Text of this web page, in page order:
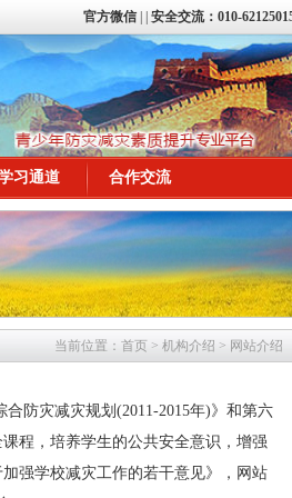
官方微信| 安全交流：010-
习通道 合作交流
当前位置： 首页 > 机构介绍 > 网站介绍
防灾减灾规划(2011-2015年)》和第六
程，培养学生的公共安全意识，增强
强学校减灾工作的若干意见》， 网站